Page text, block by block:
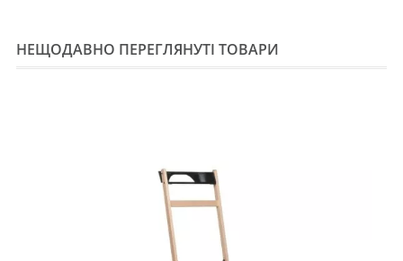
НЕЩОДАВНО ПЕРЕГЛЯНУТІ ТОВАРИ